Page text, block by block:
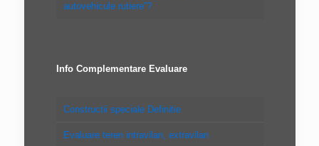
autovehicule rutiere”?
Info Complementare Evaluare
Constructii speciale Definitie
Evaluare teren intravilan, extravilan